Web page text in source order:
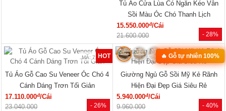
- 25%
Mẫu Sofa Phòng Khách Gỗ Sồi Mỹ
Tựa Nan Hiện Đại Mới Giá Rẻ
- 31%
MÃ: 1853
Bộ Sofa Góc L Gỗ Óc Chó 100%
Vân Đẹp Hiện Đại Tay Tựa Lớn
đ
111.170.000
›